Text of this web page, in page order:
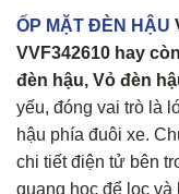
ỐP MẶT ĐÈN HẬU
VVF342610 hay
đèn hậu, Vỏ đèn
yếu, đóng vai trò là
hậu phía đuôi xe.
chi tiết điện tử bên
quang học để lọc và